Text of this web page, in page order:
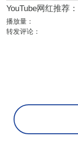
播放量：
转发评论：